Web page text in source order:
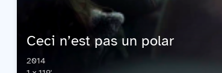
Ceci n’est pas un polar
2014